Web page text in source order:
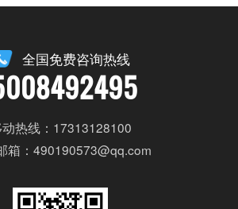
全国免费咨询热线
热线：17313128100
箱：490190573@qq.com